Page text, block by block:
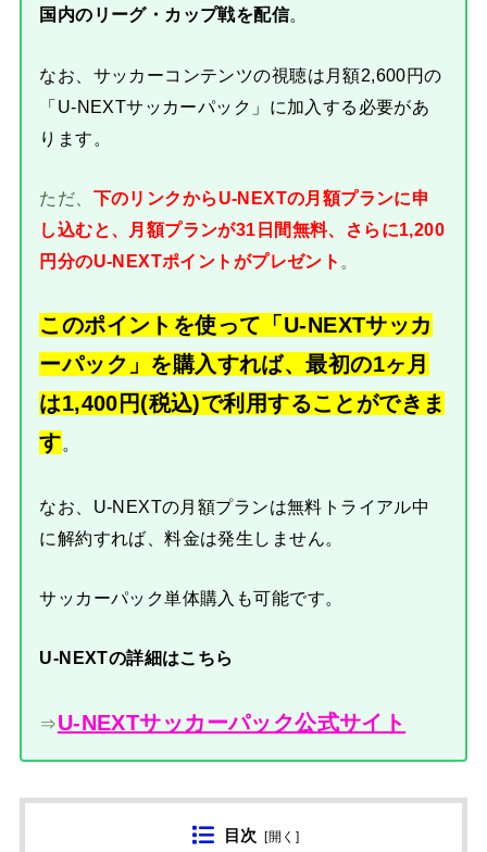
国内のリーグ・カップ戦を配信。
なお、サッカーコンテンツの視聴は月額2,600円の
「U-NEXTサッカーパック」に加入する必要があ
ります。
ただ、 下のリンクからU-NEXTの月額プランに申
し込むと、月額プランが31日間無料、さらに1,200
円分のU-NEXTポイントがプレゼント 。
このポイントを使って「U-NEXTサッカ
ーパック」を購入すれば、最初の1ヶ月
は1,400円(税込)で利用することができま
す。
なお、U-NEXTの月額プランは無料トライアル中
に解約すれば、料金は発生しません。
サッカーパック単体購入も可能です。
U-NEXTの詳細はこちら
⇒U-NEXTサッカーパック公式サイト
目次 [開く ]